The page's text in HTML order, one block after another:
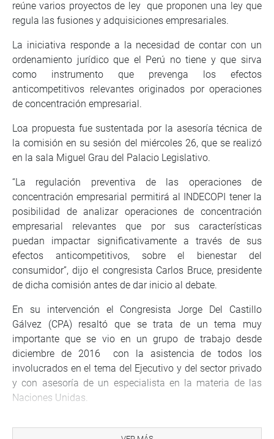
reúne varios proyectos de ley que proponen una ley que
regula las fusiones y adquisiciones empresariales.
La iniciativa responde a la necesidad de contar con un
ordenamiento jurídico que el Perú no tiene y que sirva
como instrumento que prevenga los efectos
anticompetitivos relevantes originados por operaciones
de concentración empresarial.
Loa propuesta fue sustentada por la asesoría técnica de
la comisión en su sesión del miércoles 26, que se realizó
en la sala Miguel Grau del Palacio Legislativo.
“La regulación preventiva de las operaciones de
concentración empresarial permitirá al INDECOPI tener la
posibilidad de analizar operaciones de concentración
empresarial relevantes que por sus características
puedan impactar significativamente a través de sus
efectos anticompetitivos, sobre el bienestar del
consumidor”, dijo el congresista Carlos Bruce, presidente
de dicha comisión antes de dar inicio al debate.
En su intervención el Congresista Jorge Del Castillo
Gálvez (CPA) resaltó que se trata de un tema muy
importante que se vio en un grupo de trabajo desde
diciembre de 2016 con la asistencia de todos los
involucrados en el tema del Ejecutivo y del sector privado
y con asesoría de un especialista en la materia de las
Naciones Unidas.